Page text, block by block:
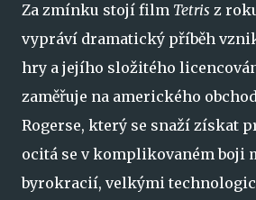
Za zmínku stojí film Tetris z
vypráví dramatický příběh
hry a jejího složitého
zaměřuje na amerického
Rogerse, který se snaží získat
ocitá se v komplikovaném boji
byrokracií, velkými